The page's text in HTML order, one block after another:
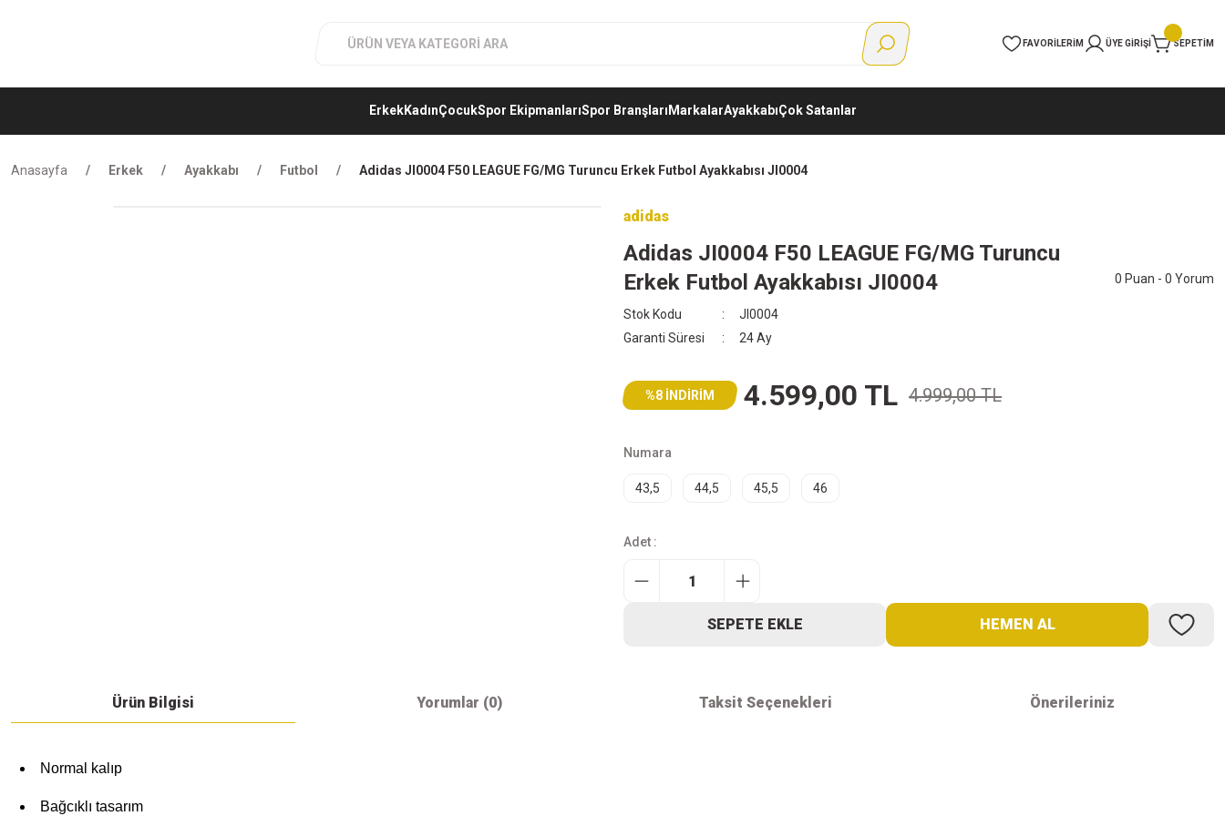
FAVORILERIM ÜYE GIRIŞI SEPETIM
ErkekKadınÇocukSpor EkipmanlarıSpor Branşları MarkalarAyakkabıÇok Satanlar
Anasayfa Erkek Ayakkabı Futbol Adidas JI0004 F50 LEAGUE FG/MG Turuncu Erkek Futbol Ayakkabısı JI0004
adidas
Adidas JI0004 F50 LEAGUE FG/MG Turuncu
Erkek Futbol Ayakkabısı JI0004
Stok Kodu
JI0004
Garanti Süresi
24 Ay
0 Puan - 0 Yorum
%8 İNDİRİM 4.599,00 TL 4.999,00 TL
Numara
43,5 44,5 45,5 46
Adet :
SEPETE EKLE HEMEN AL
Ürün Bilgisi Yorumlar (0) Taksit Seçenekleri Önerileriniz
Normal kalıp
Bağcıklı tasarım